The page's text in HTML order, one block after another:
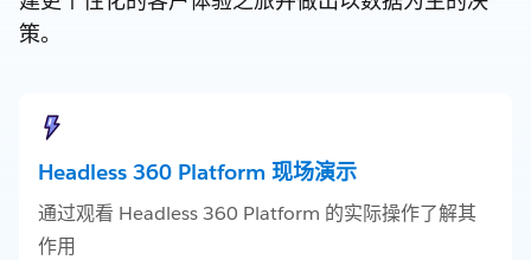
策。
Headless 360 Platform 现场演示
通过观看 Headless 360 Platform 的实际操作了解其
作用